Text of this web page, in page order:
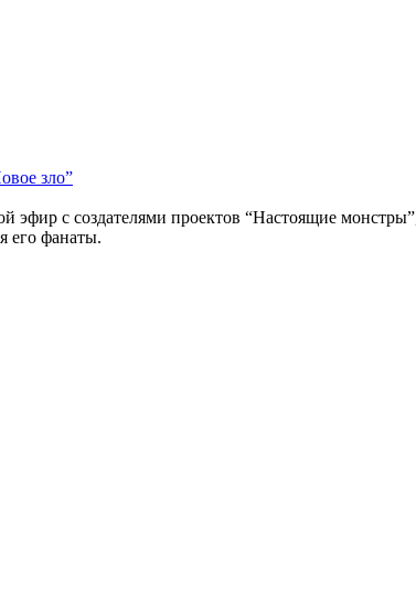
зло”
эфир с создателями проектов “Настоящие
его фанаты.